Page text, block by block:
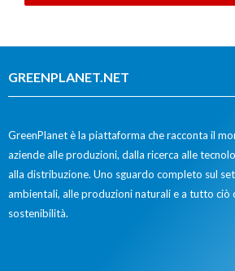
GREENPLANET.NET
GreenPlanet è la piattaforma che racconta il
aziende alle produzioni, dalla ricerca alle
alla distribuzione. Uno sguardo completo sul
ambientali, alle produzioni naturali e a tutto ciò
sostenibilità.